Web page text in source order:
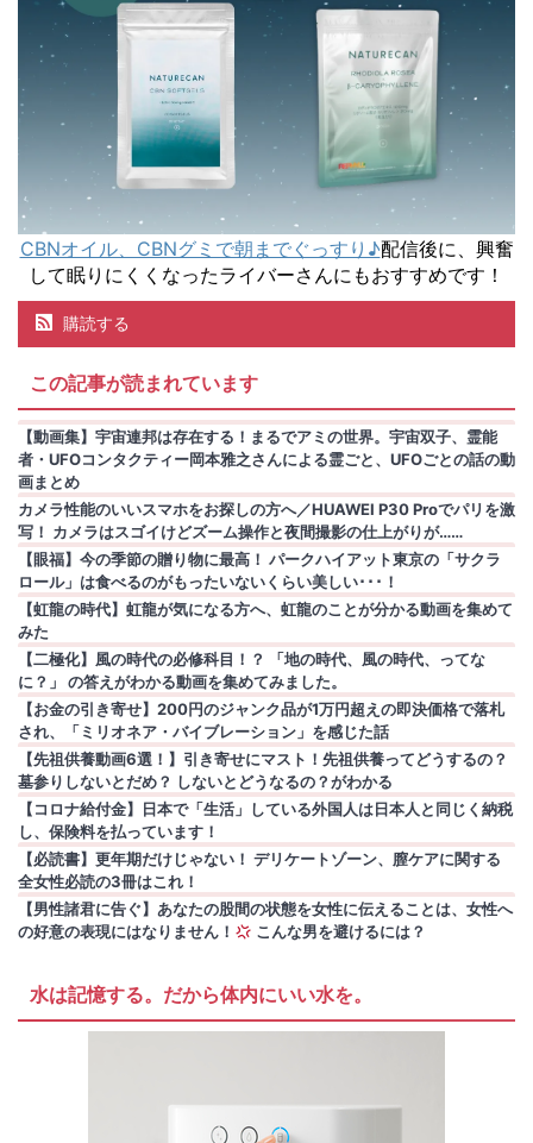
CBNオイル、CBNグミで朝までぐっすり♪配信後に、興奮
して眠りにくくなったライバーさんにもおすすめです！
購読する
この記事が読まれています
【動画集】宇宙連邦は存在する！まるでアミの世界。宇宙双子、霊能
者・UFOコンタクティー岡本雅之さんによる霊ごと、UFOごとの話の動
画まとめ
カメラ性能のいいスマホをお探しの方へ／HUAWEI P30 Proでパリを激
写！ カメラはスゴイけどズーム操作と夜間撮影の仕上がりが……
【眼福】今の季節の贈り物に最高！ パークハイアット東京の「サクラ
ロール」は食べるのがもったいないくらい美しい･･･！
【虹龍の時代】虹龍が気になる方へ、虹龍のことが分かる動画を集めて
みた
【二極化】風の時代の必修科目！？ 「地の時代、風の時代、ってな
に？」 の答えがわかる動画を集めてみました。
【お金の引き寄せ】200円のジャンク品が1万円超えの即決価格で落札
され、「ミリオネア・バイブレーション」を感じた話
【先祖供養動画6選！】引き寄せにマスト！先祖供養ってどうするの？
墓参りしないとだめ？ しないとどうなるの？がわかる
【コロナ給付金】日本で「生活」している外国人は日本人と同じく納税
し、保険料を払っています！
【必読書】更年期だけじゃない！ デリケートゾーン、膣ケアに関する
全女性必読の3冊はこれ！
【男性諸君に告ぐ】あなたの股間の状態を女性に伝えることは、女性へ
の好意の表現にはなりません！
こんな男を避けるには？
水は記憶する。だから体内にいい水を。